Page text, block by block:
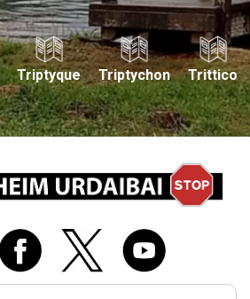
Triptyque Triptychon Trittico